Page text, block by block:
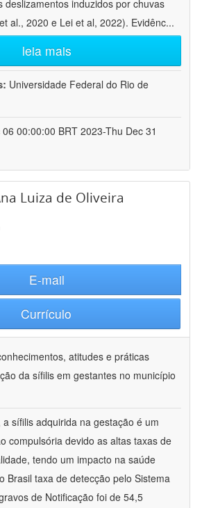
deslizamentos induzidos por chuvas
al., 2020 e Lei et al, 2022). Evidênc...
leia mais
Universidade Federal do Rio de
00:00:00 BRT 2023-Thu Dec 31
Luiza de Oliveira
E-mail
Currículo
atitudes e práticas
da sífilis em gestantes no município
a sífilis adquirida na gestação é um
compulsória devido as altas taxas de
tendo um impacto na saúde
Brasil taxa de detecção pelo Sistema
de Notificação foi de 54,5